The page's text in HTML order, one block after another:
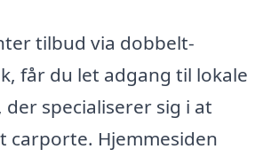
tilbud via dobbelt-
får du let adgang til lokale
specialiserer sig i at
carporte. Hjemmesiden